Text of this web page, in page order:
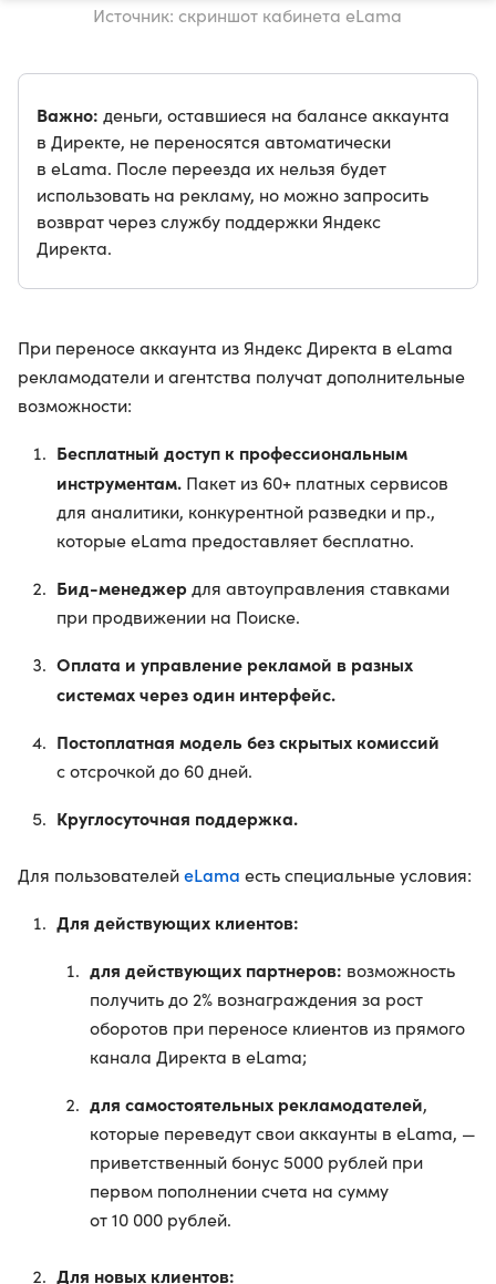
Источник: скриншот кабинета eLama
Важно: деньги, оставшиеся на балансе аккаунта
в Директе, не переносятся автоматически
в eLama. После переезда их нельзя будет
использовать на рекламу, но можно запросить
возврат через службу поддержки Яндекс
Директа.
При переносе аккаунта из Яндекс Директа в eLama
рекламодатели и агентства получат дополнительные
возможности:
Бесплатный доступ к профессиональным
инструментам. Пакет из 60+ платных сервисов
для аналитики, конкурентной разведки и пр.,
которые eLama предоставляет бесплатно.
Бид-менеджер для автоуправления ставками
при продвижении на Поиске.
Оплата и управление рекламой в разных
системах через один интерфейс.
Постоплатная модель без скрытых комиссий
с отсрочкой до 60 дней.
Круглосуточная поддержка.
Для пользователейeLama есть специальные условия:
Для действующих клиентов:
для действующих партнеров: возможность
получить до 2% вознаграждения за рост
оборотов при переносе клиентов из прямого
канала Директа в eLama;
для самостоятельных рекламодателей,
которые переведут свои аккаунты в eLama, —
приветственный бонус 5000 рублей при
первом пополнении счета на сумму
от 10 000 рублей.
Для новых клиентов: